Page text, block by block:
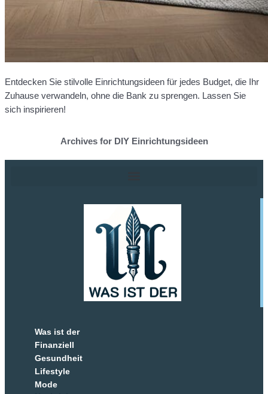
Entdecken Sie stilvolle Einrichtungsideen für jedes Budget, die Ihr
Zuhause verwandeln, ohne die Bank zu sprengen. Lassen Sie
sich inspirieren!
Archives for DIY Einrichtungsideen
Was ist der
Finanziell
Gesundheit
Lifestyle
Mode